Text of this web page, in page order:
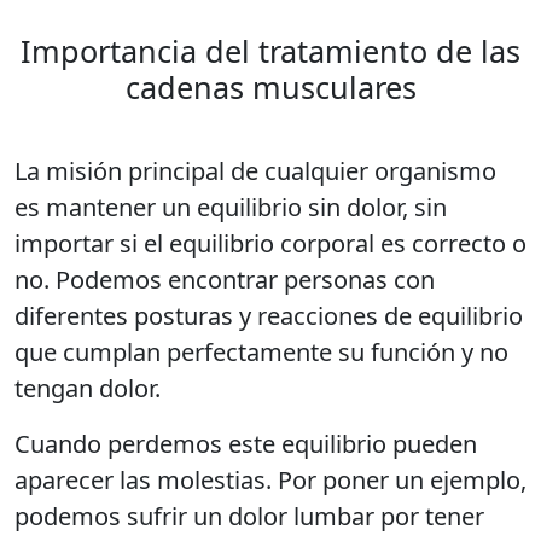
Importancia del tratamiento de las
cadenas musculares
La misión principal de cualquier organismo
es mantener un equilibrio sin dolor, sin
importar si el equilibrio corporal es correcto o
no. Podemos encontrar personas con
diferentes posturas y reacciones de equilibrio
que cumplan perfectamente su función y no
tengan dolor.
Cuando perdemos este equilibrio pueden
aparecer las molestias. Por poner un ejemplo,
podemos sufrir un dolor lumbar por tener